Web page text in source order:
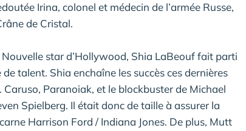
Irina, colonel et médecin de l’armée Russe,
de Cristal.
Nouvelle star d’Hollywood, Shia LaBeouf fait parti
talent. Shia enchaîne les succès ces dernières
Paranoiak, et le blockbuster de Michael
Spielberg. Il était donc de taille à assurer la
Harrison Ford / Indiana Jones. De plus, Mutt